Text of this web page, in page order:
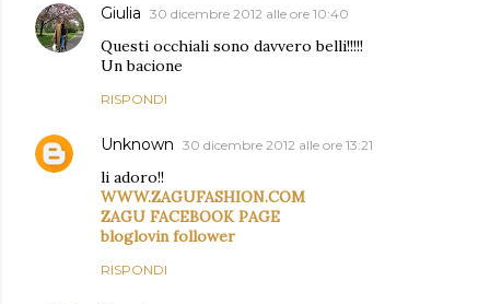
Giulia 30 dicembre 2012 alle ore 10:40
Questi occhiali sono davvero belli!!!!!
Un bacione
RISPONDI
Unknown 30 dicembre 2012 alle ore 13:21
li adoro!!
WWW.ZAGUFASHION.COM
ZAGU FACEBOOK PAGE
bloglovin follower
RISPONDI